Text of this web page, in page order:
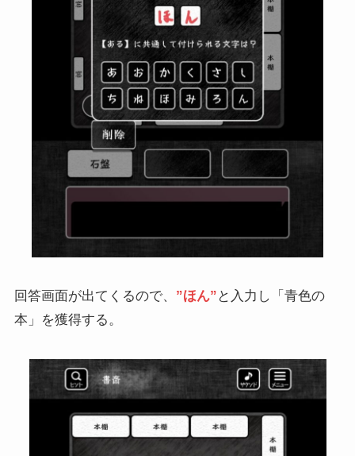
回答画面が出てくるので、 ”ほん” と入力し「青色の
本」を獲得する。